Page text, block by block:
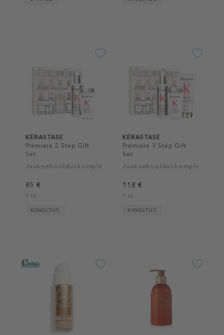
KÉRASTASE
Premiere 2 Step Gift
Set
Juuksehoolduskomplekt
85 €
1 tk
KINGITUS
KÉRASTASE
Premiere 3 Step Gift
Set
Juuksehoolduskomplekt
118 €
1 tk
KINGITUS